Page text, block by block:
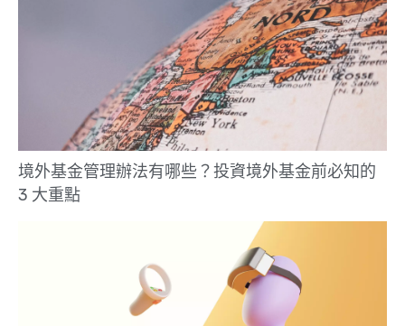
境外基金管理辦法有哪些？投資境外基金前必知的
3 大重點